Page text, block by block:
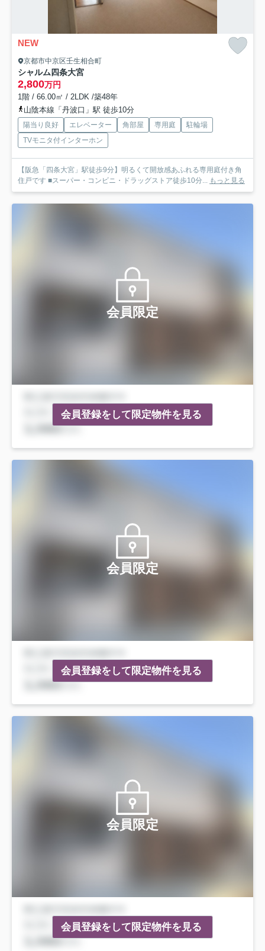
NEW
京都市中京区壬生相合町
シャルム四条大宮
2,800万円
1階 / 66.00㎡ / 2LDK /築48年
山陰本線「丹波口」駅 徒歩10分
陽当り良好 エレベーター 角部屋 専用庭
駐輪場
TVモニタ付インターホン
【阪急「四条大宮」駅徒歩9分】明るくて開放感あふれる専用庭付き角
住戸です ■スーパー・コンビニ・ドラッグストア徒歩10分... もっと見る
会員限定
会員登録をして限定物件を見る
会員限定
会員登録をして限定物件を見る
会員限定
会員登録をして限定物件を見る